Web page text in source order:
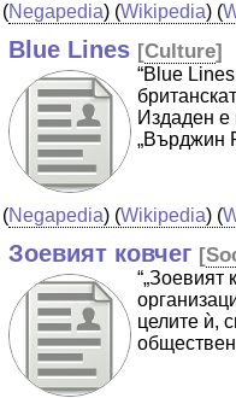
(Negapedia) (Wikipedia) (
Blue Lines [Culture]
“Blue
Издаден е
„Върджин
(Negapedia) (Wikipedia) (
Зоевият ковчег [
“„Зоевият
целите ѝ,